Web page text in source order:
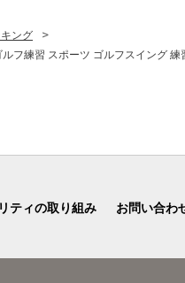
ング
フ練習 スポーツ ゴルフスイング
ティの取り組み お問い合わ